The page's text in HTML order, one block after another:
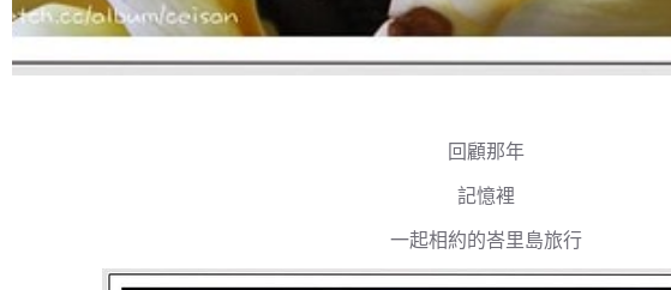
回顧那年
記憶裡
一起相約的峇里島旅行